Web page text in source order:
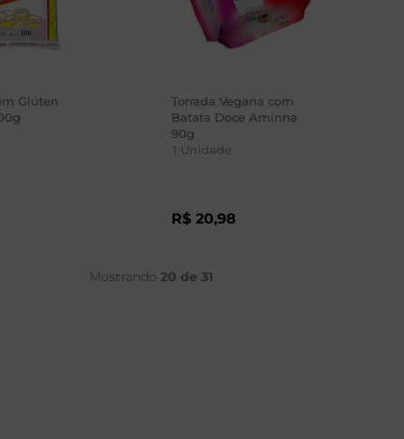
Glúten
Torrada Vegana com
Batata Doce Aminna
90g
1 Unidade
R$ 20,98
Mostrando 20 de 31